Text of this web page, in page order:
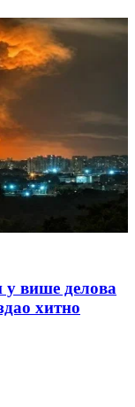
више делова
хитно